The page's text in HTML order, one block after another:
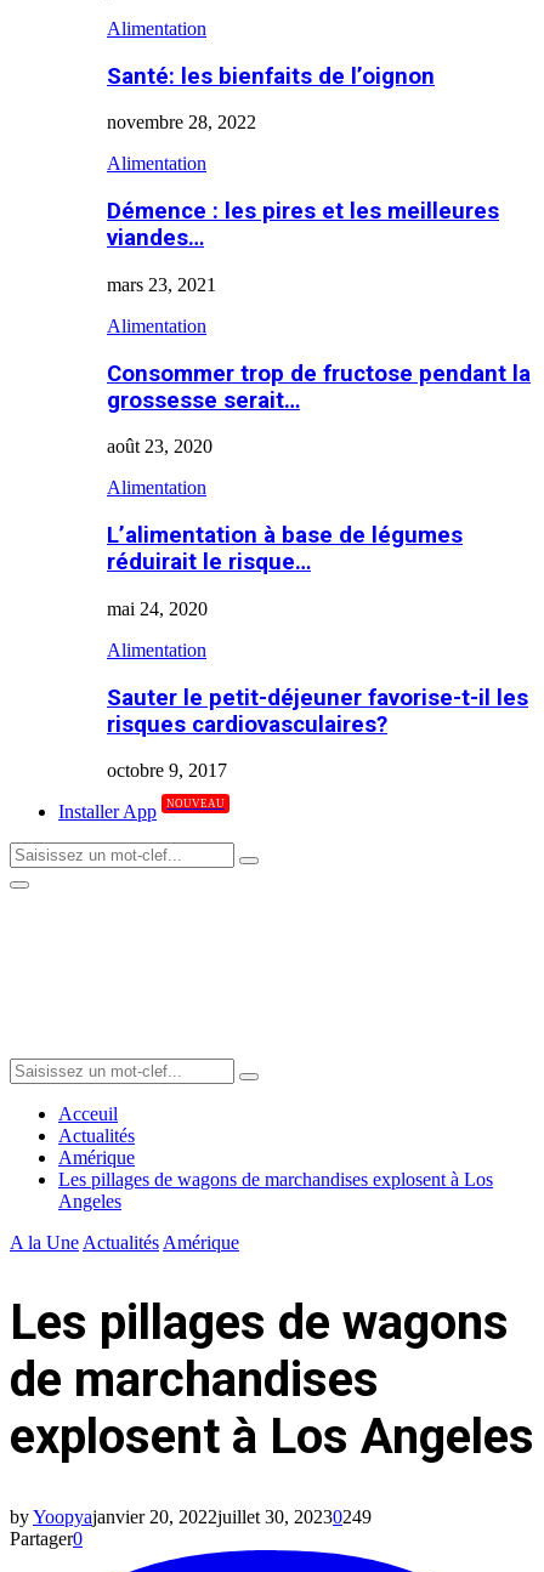
Alimentation
Santé: les bienfaits de l’oignon
novembre 28, 2022
Alimentation
Démence : les pires et les meilleures
viandes…
mars 23, 2021
Alimentation
Consommer trop de fructose pendant la
grossesse serait…
août 23, 2020
Alimentation
L’alimentation à base de légumes
réduirait le risque…
mai 24, 2020
Alimentation
Sauter le petit-déjeuner favorise-t-il les
risques cardiovasculaires?
octobre 9, 2017
Installer App
NOUVEAU
Search
for:
Search
Primary
Search
for:
Search
Acceuil
Actualités
Amérique
Les pillages de wagons de marchandises explosent à Los
Angeles
A la Une Actualités Amérique
Les pillages de wagons
de marchandises
explosent à Los Angeles
byYoopyajanvier 20, 2022juillet 30, 20230249
Partager0